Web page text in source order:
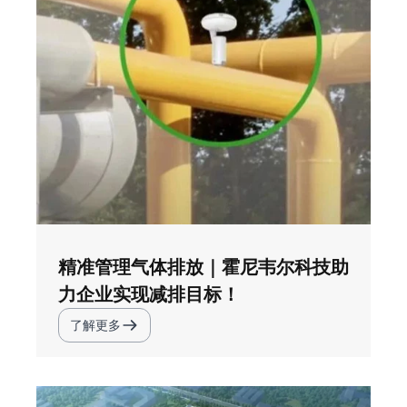
精准管理气体排放｜霍尼韦尔科技助
力企业实现减排目标！
了解更多